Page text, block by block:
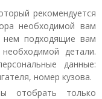
рекомендуется
необходимой вам
подходящие вам
детали.
данные:
номер кузова.
отобрать только